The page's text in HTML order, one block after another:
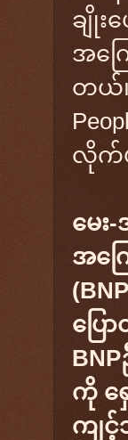
ချိုး
အကြ
တယ်။
လိုက်
မေး
အကြ
ပြေ
ကို ရှ
ကျင့်